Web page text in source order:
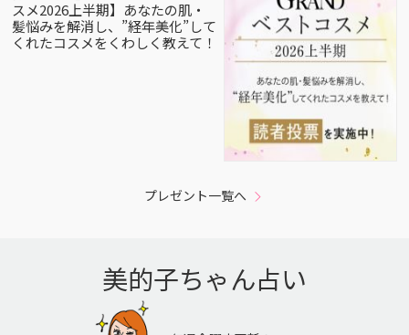
スメ2026上半期】あなたの肌・
髪悩みを解消し、”経年美化”して
くれたコスメをくわしく教えて！
プレゼント一覧へ
美的子ちゃん占い